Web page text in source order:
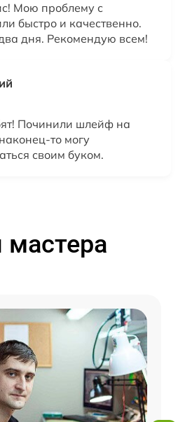
Мою проблему с
быстро и качественно.
дня. Рекомендую всем!
Починили шлейф на
то могу
своим буком.